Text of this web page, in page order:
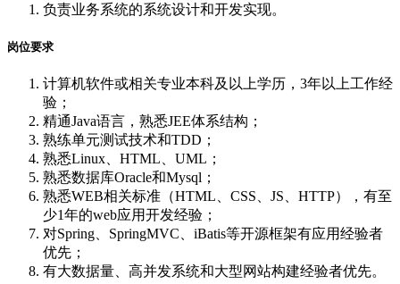
负责业务系统的系统设计和开发实现。
岗位要求
计算机软件或相关专业本科及以上学历，3年以上工作经
验；
精通Java语言，熟悉JEE体系结构；
熟练单元测试技术和TDD；
熟悉Linux、HTML、UML；
熟悉数据库Oracle和Mysql；
熟悉WEB相关标准（HTML、CSS、JS、HTTP），有至
少1年的web应用开发经验；
对Spring、SpringMVC、iBatis等开源框架有应用经验者
优先；
有大数据量、高并发系统和大型网站构建经验者优先。